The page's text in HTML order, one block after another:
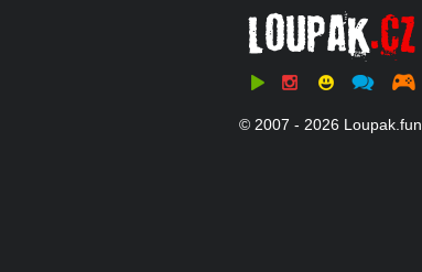
© 2007 - 2026 Loupak.fun